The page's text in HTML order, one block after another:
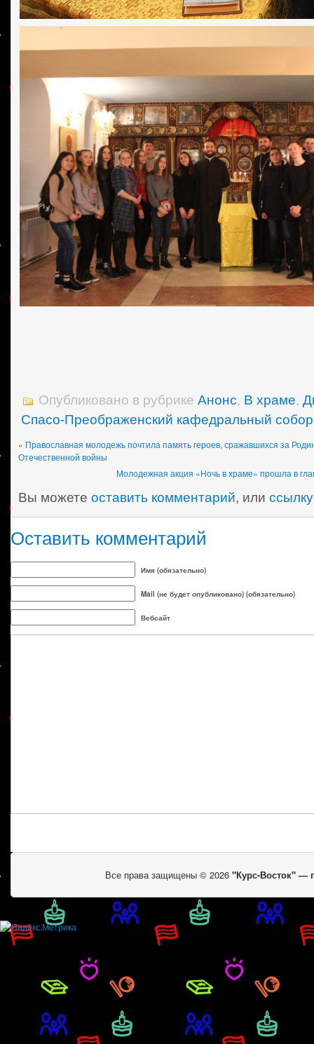
Опубликовано в рубрике Анонс, В храме,
Спасо-Преображенский кафедральный собор
« Православная молодежь почтила память героев, сражавшихся за
Отечественной войны
Молодежная акция «Ночь в храме» прошла в
Вы можете оставить комментарий, или ссылку
Оставить комментарий
Имя (обязательно)
Mail (не будет опубликовано) (обязательно)
Вебсайт
Все права защищены © 2026 "Курс-Восток" —